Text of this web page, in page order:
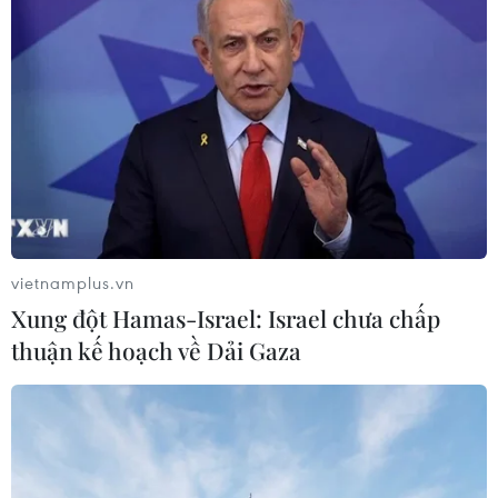
Theo dõi VietnamPlus
TIN LIÊN QUAN
vietnamplus.vn
Xung đột Hamas-Israel: Israel chưa chấp
thuận kế hoạch về Dải Gaza